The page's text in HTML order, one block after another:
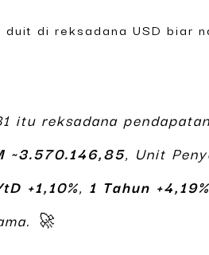
di reksadana USD biar
itu reksadana
~3.570.146,85, Unit
+1,10%, 1 Tahun +4,19%
🚀